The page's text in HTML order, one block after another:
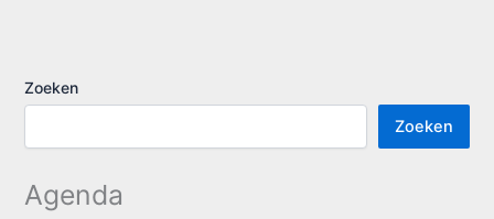
Zoeken
Zoeken
Agenda